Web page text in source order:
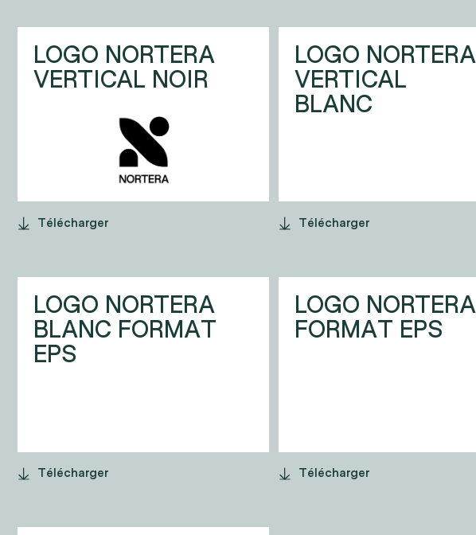
LOGO NORTERA
VERTICAL NOIR
Télécharger
LOGO NORTERA
VERTICAL
BLANC
Télécharger
LOGO NORTERA
BLANC FORMAT
EPS
Télécharger
LOGO NORTERA
FORMAT EPS
Télécharger